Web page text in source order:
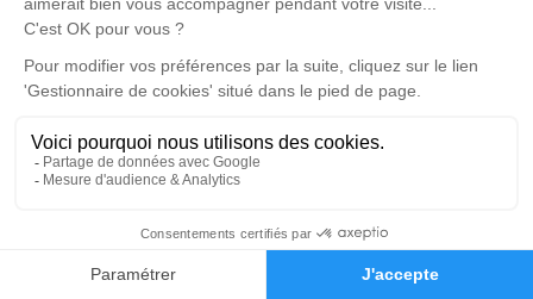
Faire-part Hommages
Un service de plantation d’arbre hommage est
disponible ici.
Je rends hommage
Cérémonie religieuse
Église Saint Martin de Baguer-Pican
Chemin du Docteur Gringoire / Place de l'Église